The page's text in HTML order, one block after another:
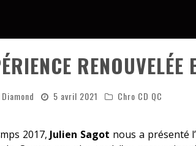
5 avril 2021 Chro CD QC
2017, Julien Sagot nous a présenté